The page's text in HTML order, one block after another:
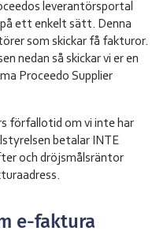
leverantörsportal
ett enkelt sätt. Denna
som skickar få fakturor.
nedan så skickar vi er en
Proceedo Supplier
förfallotid om vi inte har
betalar INTE
och dröjsmålsräntor
e-faktura